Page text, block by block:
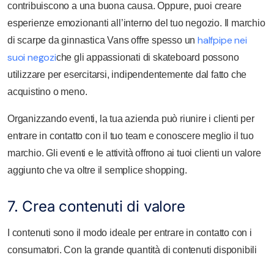
contribuiscono a una buona causa. Oppure, puoi creare
esperienze emozionanti all’interno del tuo negozio. Il marchio
di scarpe da ginnastica Vans offre spesso un halfpipe nei
suoi negoziche gli appassionati di skateboard possono
utilizzare per esercitarsi, indipendentemente dal fatto che
acquistino o meno.
Organizzando eventi, la tua azienda può riunire i clienti per
entrare in contatto con il tuo team e conoscere meglio il tuo
marchio. Gli eventi e le attività offrono ai tuoi clienti un valore
aggiunto che va oltre il semplice shopping.
7. Crea contenuti di valore
I contenuti sono il modo ideale per entrare in contatto con i
consumatori. Con la grande quantità di contenuti disponibili